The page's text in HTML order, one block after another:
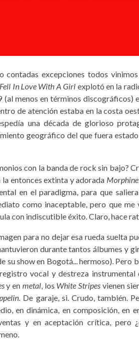
contadas excepciones todos
Fell In Love With A Girl explotó en la
(al menos en términos discográficos)
de atención estaba en la costa
una década de glorioso
geográfico del que fuera
con la banda de rock sin bajo?
entonces extinta y adorada Morphine
en el paradigma, para que
como inaceptable, pero que
con indiscutible éxito. Claro, hace
para no dejar esa rueda suelta
durante tantos álbumes y
su show en Bogotá... hermoso).
vocal y destreza instrumental
y en metal, los White Stripes vienen
. De garaje, si. Crudo, también.
en dinámica, en composición, en
y en aceptación crítica, pero